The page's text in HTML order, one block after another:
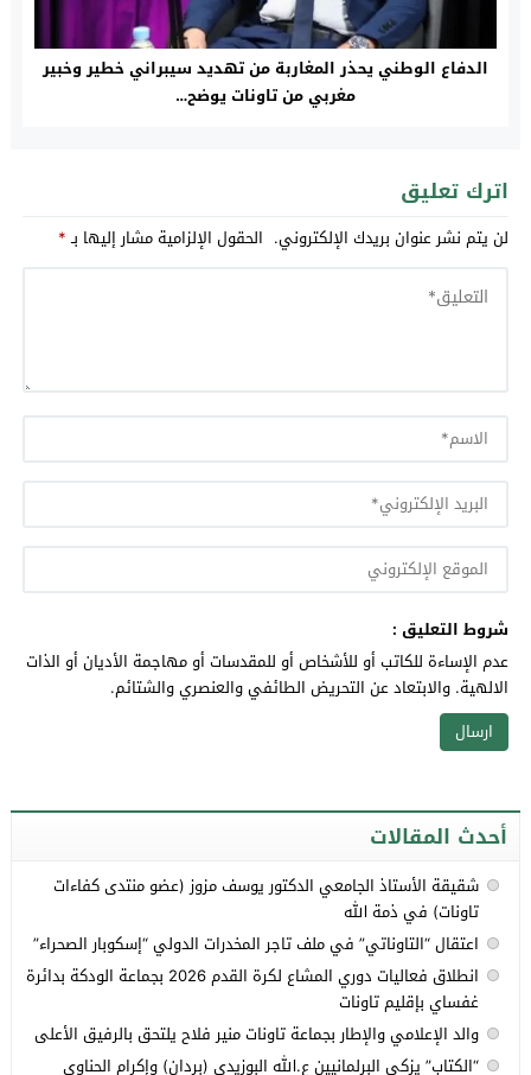
الدفاع الوطني يحذر المغاربة من تهديد سيبراني خطير وخبير
مغربي من تاونات يوضح…
اترك تعليق
لن يتم نشر عنوان بريدك الإلكتروني. الحقول الإلزامية مشار إليها بـ*
شروط التعليق :
عدم الإساءة للكاتب أو للأشخاص أو للمقدسات أو مهاجمة الأديان أو الذات
الالهية. والابتعاد عن التحريض الطائفي والعنصري والشتائم.
أحدث المقالات
شقيقة الأستاذ الجامعي الدكتور يوسف مزوز (عضو منتدى كفاءات
تاونات) في ذمة الله
اعتقال “التاوناتي” في ملف تاجر المخدرات الدولي “إسكوبار الصحراء”
انطلاق فعاليات دوري المشاع لكرة القدم 2026 بجماعة الودكة بدائرة
غفساي بإقليم تاونات
والد الإعلامي والإطار بجماعة تاونات منير فلاح يلتحق بالرفيق الأعلى
“الكتاب” يزكي البرلمانيين ع.الله البوزيدي (بردان) وإكرام الحناوي